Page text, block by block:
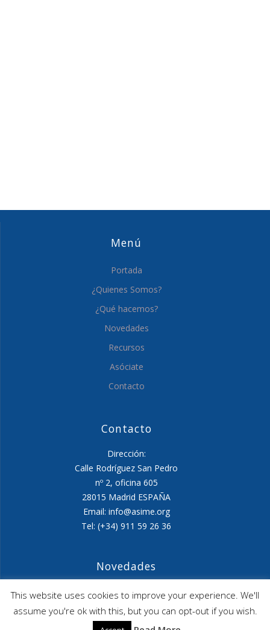
Menú
Portada
¿Quienes Somos?
¿Qué hacemos?
Novedades
Recursos
Asóciate
Contacto
Contacto
Dirección:
Calle Rodríguez San Pedro
nº 2, oficina 605
28015 Madrid ESPAÑA
Email: info@asime.org
Tel: (+34) 911 59 26 36
Novedades
Agenda ASIME-Ultimo trimestre 2026
ASIME celebrará en diciembre una nueva edición de
This website uses cookies to improve your experience. We'll
assume you're ok with this, but you can opt-out if you wish.